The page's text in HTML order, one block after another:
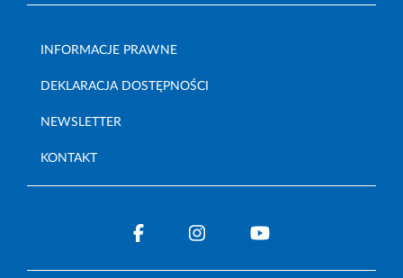
INFORMACJE PRAWNE
DEKLARACJA DOSTĘPNOŚCI
NEWSLETTER
KONTAKT